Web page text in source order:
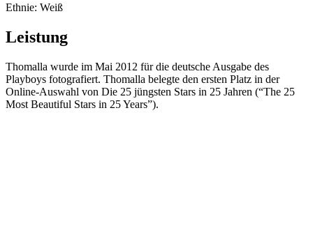
Ethnie: Weiß
Leistung
Thomalla wurde im Mai 2012 für die deutsche Ausgabe des
Playboys fotografiert. Thomalla belegte den ersten Platz in der
Online-Auswahl von Die 25 jüngsten Stars in 25 Jahren (“The 25
Most Beautiful Stars in 25 Years”).